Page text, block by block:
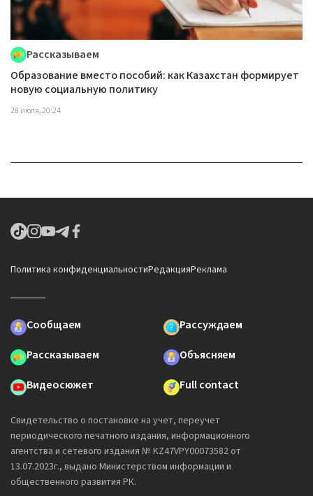
Рассказываем
Образование вместо пособий: как Казахстан формирует
новую социальную политику
28 июля, 20:24
Политика конфиденциальностиРедакцияРеклама
Сообщаем
Рассуждаем
Рассказываем
Объясняем
Видеосюжет
Full contact
Свидетельство о постановке на учет, переучет
периодического печатного издания, информационного
агентства и сетевого издания № KZ47VPY00073582 от
13.07.2023г., выдано Министерством информации и
общественного развития РК.